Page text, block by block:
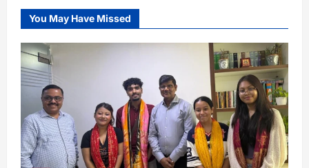
You May Have Missed